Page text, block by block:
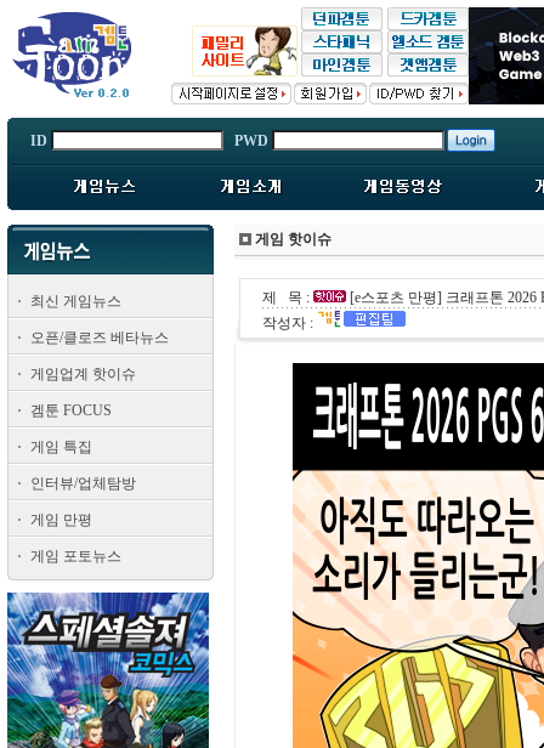
ID PWD
최신 게임뉴스
오픈/클로즈 베타뉴스
게임업계 핫이슈
겜툰 FOCUS
게임 특집
인터뷰/업체탐방
게임 만평
게임 포토뉴스
게임 핫이슈
제 목 :
[e스포츠 만평] 크래프톤 2026
작성자 :